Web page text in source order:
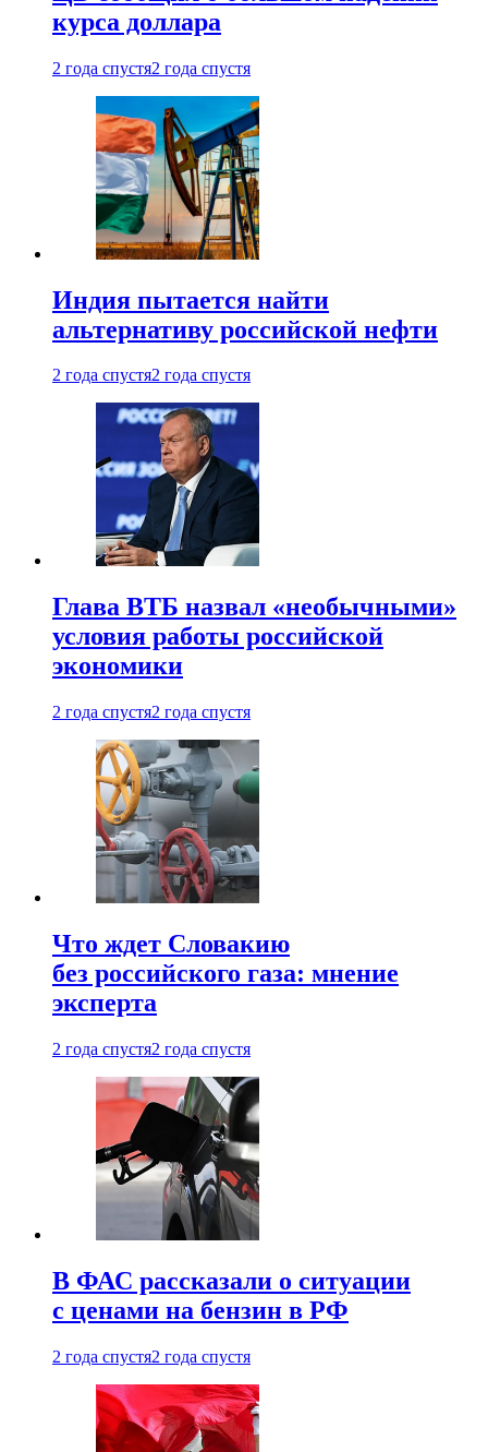
курса доллара
2 года спустя2 года спустя
Индия пытается найти
альтернативу российской нефти
2 года спустя2 года спустя
Глава ВТБ назвал «необычными»
условия работы российской
экономики
2 года спустя2 года спустя
Что ждет Словакию
без российского газа: мнение
эксперта
2 года спустя2 года спустя
В ФАС рассказали о ситуации
с ценами на бензин в РФ
2 года спустя2 года спустя